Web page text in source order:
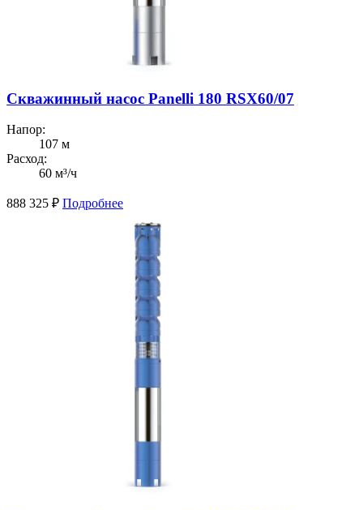
Скважинный насос Panelli 180 RSX60/07
Напор:
107 м
Расход:
60 м³/ч
888 325 ₽ Подробнее